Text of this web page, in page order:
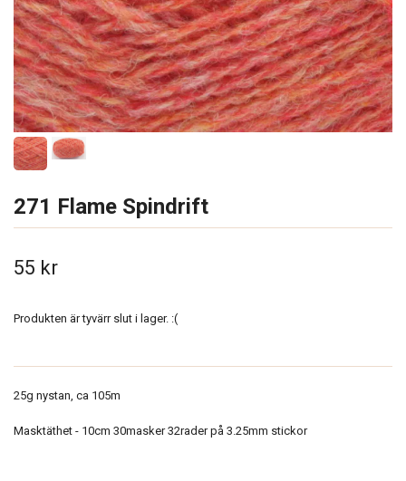
271 Flame Spindrift
55 kr
Produkten är tyvärr slut i lager. :(
25g nystan, ca 105m
Masktäthet - 10cm 30masker 32rader på 3.25mm stickor